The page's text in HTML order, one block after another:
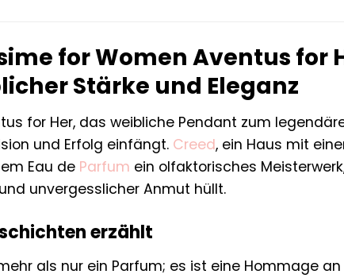
for Women Aventus for
Stärke und Eleganz
for Her, das weibliche Pendant zum
und Erfolg einfängt. Creed, ein Haus mit
Eau de Parfum ein olfaktorisches
unvergesslicher Anmut hüllt.
erzählt
als nur ein Parfum; es ist eine Hommage